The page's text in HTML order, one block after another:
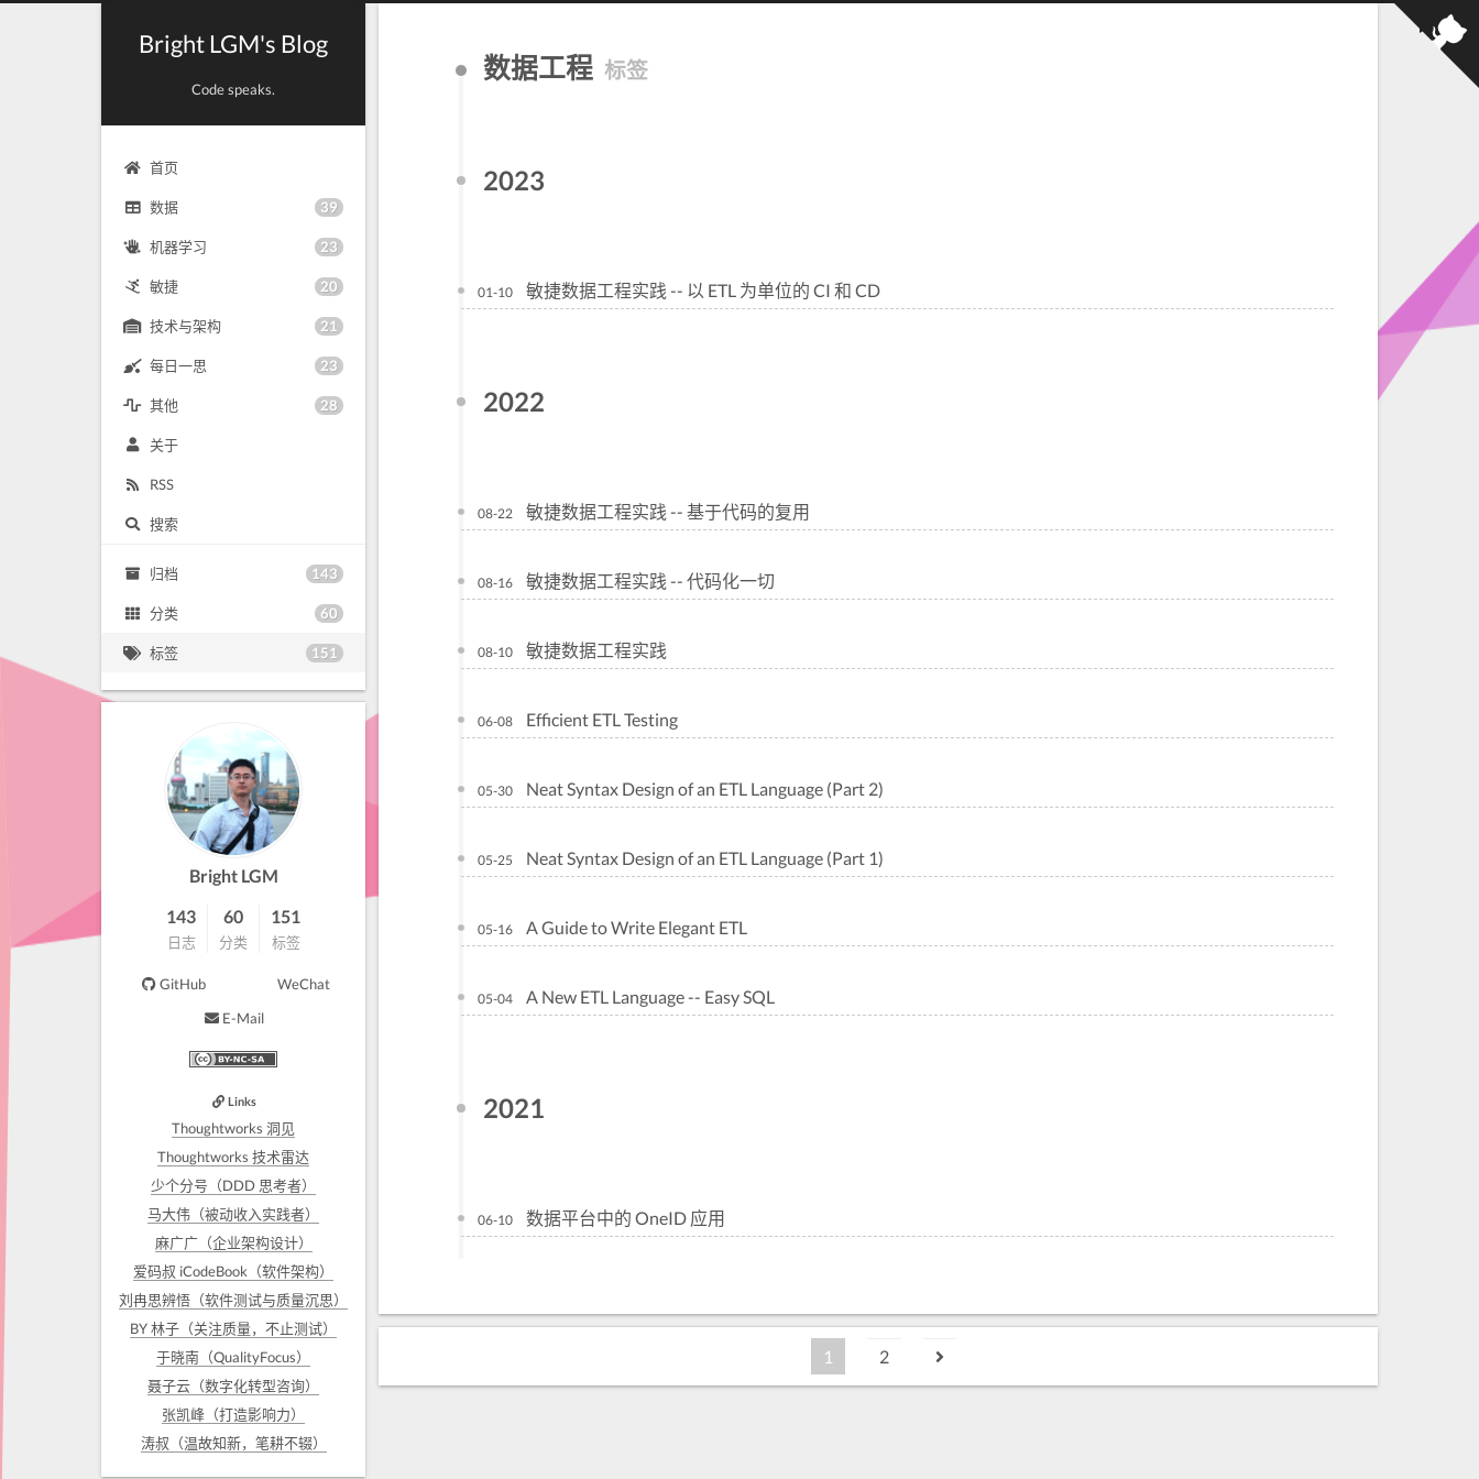
Bright LGM's Blog
Code speaks.
首页
数据 39
机器学习 23
敏捷 20
技术与架构 21
每日一思 23
其他 28
关于
RSS
搜索
归档 143
分类 60
标签 151
数据工程 标签
2023
01-10 敏捷数据工程实践 -- 以 ETL 为单位的 CI 和 CD
2022
08-22 敏捷数据工程实践 -- 基于代码的复用
08-16 敏捷数据工程实践 -- 代码化一切
08-10 敏捷数据工程实践
06-08 Efficient ETL Testing
05-30 Neat Syntax Design of an ETL Language (Part 2)
05-25 Neat Syntax Design of an ETL Language (Part 1)
05-16 A Guide to Write Elegant ETL
05-04 A New ETL Language -- Easy SQL
2021
06-10 数据平台中的 OneID 应用
1 2
Bright LGM
143
日志
60
分类
151
标签
GitHub
WeChat
E-Mail
Links
Thoughtworks 洞见
Thoughtworks 技术雷达
少个分号（DDD 思考者）
马大伟（被动收入实践者）
麻广广（企业架构设计）
爱码叔 iCodeBook（软件架构）
刘冉思辨悟（软件测试与质量沉思）
BY 林子（关注质量，不止测试）
于晓南（QualityFocus）
聂子云（数字化转型咨询）
张凯峰（打造影响力）
涛叔（温故知新，笔耕不辍）